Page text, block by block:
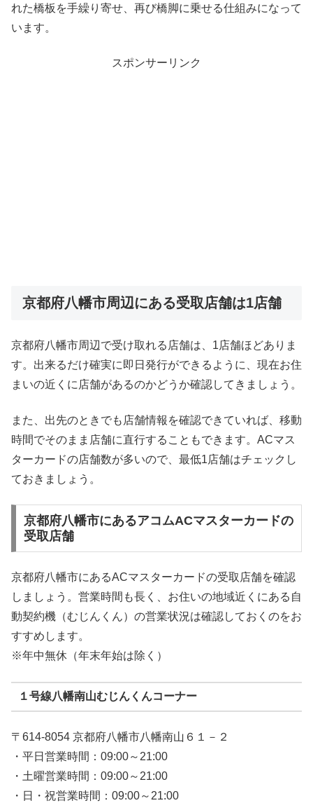
れた橋板を手繰り寄せ、再び橋脚に乗せる仕組みになって
います。
スポンサーリンク
京都府八幡市周辺にある受取店舗は1店舗
京都府八幡市周辺で受け取れる店舗は、1店舗ほどありま
す。出来るだけ確実に即日発行ができるように、現在お住
まいの近くに店舗があるのかどうか確認してきましょう。
また、出先のときでも店舗情報を確認できていれば、移動
時間でそのまま店舗に直行することもできます。ACマス
ターカードの店舗数が多いので、最低1店舗はチェックし
ておきましょう。
京都府八幡市にあるアコムACマスターカードの
受取店舗
京都府八幡市にあるACマスターカードの受取店舗を確認
しましょう。営業時間も長く、お住いの地域近くにある自
動契約機（むじんくん）の営業状況は確認しておくのをお
すすめします。
※年中無休（年末年始は除く）
１号線八幡南山むじんくんコーナー
〒614-8054 京都府八幡市八幡南山６１－２
・平日営業時間：09:00～21:00
・土曜営業時間：09:00～21:00
・日・祝営業時間：09:00～21:00